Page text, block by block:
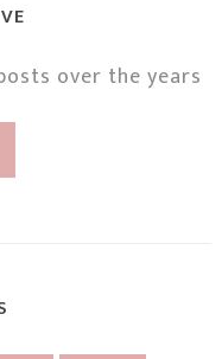
over the years